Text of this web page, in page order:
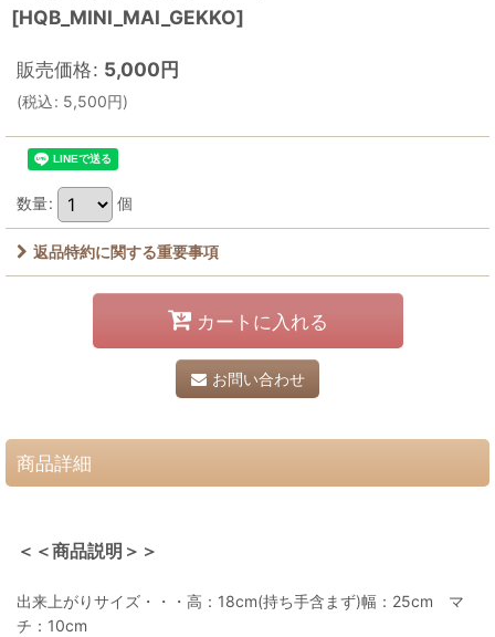
[HQB_MINI_MAI_GEKKO]
販売価格: 5,000円
(税込: 5,500円)
数量: 個
返品特約に関する重要事項
カートに入れる
お問い合わせ
商品詳細
＜＜商品説明＞＞
出来上がりサイズ・・・高：18cm(持ち手含まず)幅：25cm マ
チ：10cm